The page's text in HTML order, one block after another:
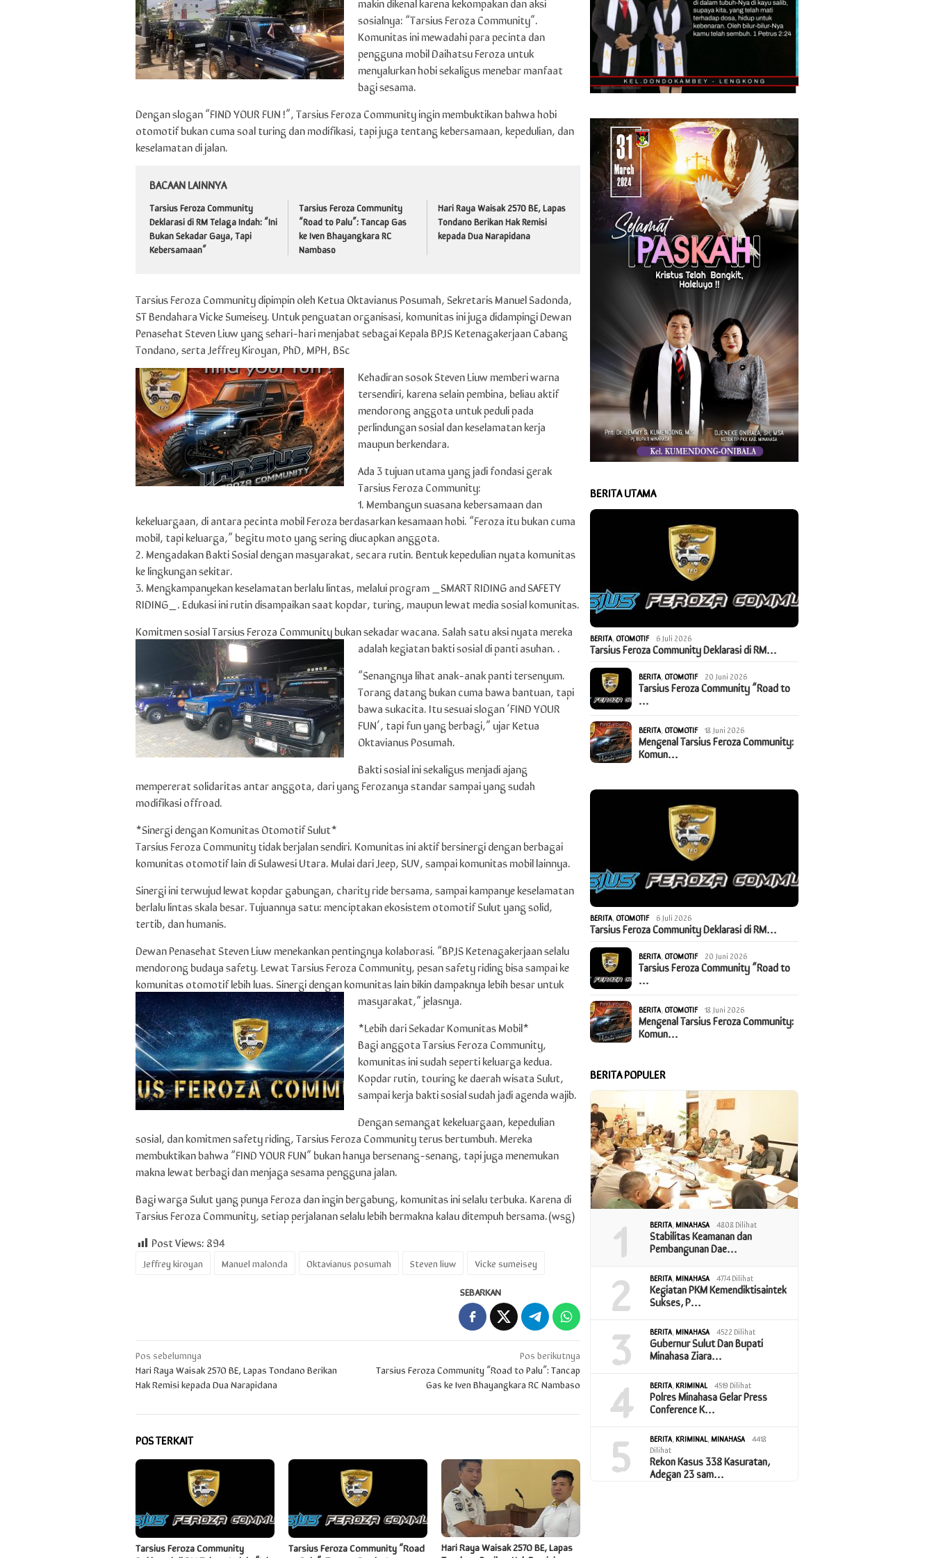
sosialnya: “Tarsius Feroza Community”.
Komunitas ini mewadahi para pecinta dan
pengguna mobil Daihatsu Feroza untuk
menyalurkan hobi sekaligus menebar manfaat
bagi sesama.
Dengan slogan “FIND YOUR FUN !”, Tarsius Feroza Community ingin membuktikan bahwa hobi
otomotif bukan cuma soal turing dan modifikasi, tapi juga tentang kebersamaan, kepedulian, dan
keselamatan di jalan.
BACAAN LAINNYA
Tarsius Feroza Community
Deklarasi di RM Telaga Indah: “Ini
Bukan Sekadar Gaya, Tapi
Kebersamaan”
Tarsius Feroza Community
“Road to Palu”: Tancap Gas
ke Iven Bhayangkara RC
Nambaso
Hari Raya Waisak 2570 BE, Lapas
Tondano Berikan Hak Remisi
kepada Dua Narapidana
Tarsius Feroza Community dipimpin oleh Ketua Oktavianus Posumah, Sekretaris Manuel Sadonda,
ST Bendahara Vicke Sumeisey. Untuk penguatan organisasi, komunitas ini juga didampingi Dewan
Penasehat Steven Liuw yang sehari-hari menjabat sebagai Kepala BPJS Ketenagakerjaan Cabang
Tondano, serta Jeffrey Kiroyan, PhD, MPH, BSc
Kehadiran sosok Steven Liuw memberi warna
tersendiri, karena selain pembina, beliau aktif
mendorong anggota untuk peduli pada
perlindungan sosial dan keselamatan kerja
maupun berkendara.
Ada 3 tujuan utama yang jadi fondasi gerak
Tarsius Feroza Community:
1. Membangun suasana kebersamaan dan
kekeluargaan, di antara pecinta mobil Feroza berdasarkan kesamaan hobi. “Feroza itu bukan cuma
mobil, tapi keluarga,” begitu moto yang sering diucapkan anggota.
2. Mengadakan Bakti Sosial dengan masyarakat, secara rutin. Bentuk kepedulian nyata komunitas
ke lingkungan sekitar.
3. Mengkampanyekan keselamatan berlalu lintas, melalui program _SMART RIDING and SAFETY
RIDING_. Edukasi ini rutin disampaikan saat kopdar, turing, maupun lewat media sosial komunitas.
Komitmen sosial Tarsius Feroza Community bukan sekadar wacana. Salah satu aksi nyata mereka
adalah kegiatan bakti sosial di panti asuhan. .
“Senangnya lihat anak-anak panti tersenyum.
Torang datang bukan cuma bawa bantuan, tapi
bawa sukacita. Itu sesuai slogan ‘FIND YOUR
FUN’, tapi fun yang berbagi,” ujar Ketua
Oktavianus Posumah.
Bakti sosial ini sekaligus menjadi ajang
mempererat solidaritas antar anggota, dari yang Ferozanya standar sampai yang sudah
modifikasi offroad.
*Sinergi dengan Komunitas Otomotif Sulut*
Tarsius Feroza Community tidak berjalan sendiri. Komunitas ini aktif bersinergi dengan berbagai
komunitas otomotif lain di Sulawesi Utara. Mulai dari Jeep, SUV, sampai komunitas mobil lainnya.
Sinergi ini terwujud lewat kopdar gabungan, charity ride bersama, sampai kampanye keselamatan
berlalu lintas skala besar. Tujuannya satu: menciptakan ekosistem otomotif Sulut yang solid,
tertib, dan humanis.
Dewan Penasehat Steven Liuw menekankan pentingnya kolaborasi. “BPJS Ketenagakerjaan selalu
mendorong budaya safety. Lewat Tarsius Feroza Community, pesan safety riding bisa sampai ke
komunitas otomotif lebih luas. Sinergi dengan komunitas lain bikin dampaknya lebih besar untuk
masyarakat,” jelasnya.
*Lebih dari Sekadar Komunitas Mobil*
Bagi anggota Tarsius Feroza Community,
komunitas ini sudah seperti keluarga kedua.
Kopdar rutin, touring ke daerah wisata Sulut,
sampai kerja bakti sosial sudah jadi agenda wajib.
Dengan semangat kekeluargaan, kepedulian
sosial, dan komitmen safety riding, Tarsius Feroza Community terus bertumbuh. Mereka
membuktikan bahwa “FIND YOUR FUN” bukan hanya bersenang-senang, tapi juga menemukan
makna lewat berbagi dan menjaga sesama pengguna jalan.
Bagi warga Sulut yang punya Feroza dan ingin bergabung, komunitas ini selalu terbuka. Karena di
Tarsius Feroza Community, setiap perjalanan selalu lebih bermakna kalau ditempuh bersama.(wsg)
Post Views: 894
Jeffrey kiroyan Manuel malonda Oktavianus posumah Steven liuw Vicke sumeisey
SEBARKAN
Navigasi
pos
Pos sebelumnya
Hari Raya Waisak 2570 BE, Lapas Tondano Berikan
Hak Remisi kepada Dua Narapidana
Pos berikutnya
Tarsius Feroza Community “Road to Palu”: Tancap
Gas ke Iven Bhayangkara RC Nambaso
POS TERKAIT
Tarsius Feroza Community
Tarsius Feroza Community “Road
Hari Raya Waisak 2570 BE, Lapas
BERITA UTAMA
BERITA,OTOMOTIF 6 Juli 2026
Tarsius Feroza Community Deklarasi di RM…
BERITA,OTOMOTIF 20 Juni 2026
Tarsius Feroza Community “Road to
…
BERITA,OTOMOTIF 18 Juni 2026
Mengenal Tarsius Feroza Community:
Komun…
BERITA,OTOMOTIF 6 Juli 2026
Tarsius Feroza Community Deklarasi di RM…
BERITA,OTOMOTIF 20 Juni 2026
Tarsius Feroza Community “Road to
…
BERITA,OTOMOTIF 18 Juni 2026
Mengenal Tarsius Feroza Community:
Komun…
BERITA POPULER
1 BERITA,MINAHASA 4808 Dilihat
Stabilitas Keamanan dan
Pembangunan Dae…
2 BERITA,MINAHASA 4774 Dilihat
Kegiatan PKM Kemendiktisaintek
Sukses, P…
3 BERITA,MINAHASA 4522 Dilihat
Gubernur Sulut Dan Bupati
Minahasa Ziara…
4 BERITA,KRIMINAL 4519 Dilihat
Polres Minahasa Gelar Press
Conference K…
5 BERITA,KRIMINAL,MINAHASA
4418
Dilihat
Rekon Kasus 338 Kasuratan,
Adegan 23 sam…